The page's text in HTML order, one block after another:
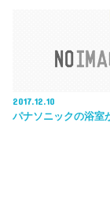
2017.12.10
パナソニックの浴室